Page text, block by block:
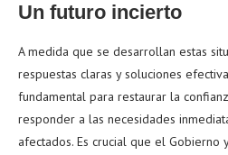
Un futuro incierto
A medida que se desarrollan estas
respuestas claras y soluciones
fundamental para restaurar la
responder a las necesidades
afectados. Es crucial que el Gobierno